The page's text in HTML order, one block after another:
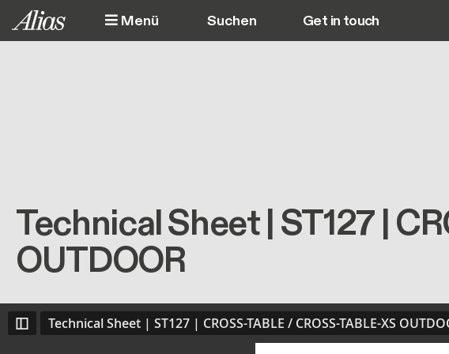
Direkt zum Inhalt
Menü Main
Get in touch
Technical Sheet | ST127 |
OUTDOOR
Technical Sheet | ST127 | CROSS-TABLE / CROSS-TABLE-XS